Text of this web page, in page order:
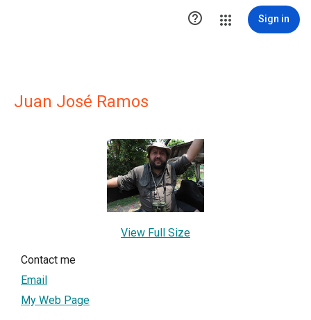
 Sign in
Juan José Ramos
View Full Size
Contact me
Email
My Web Page